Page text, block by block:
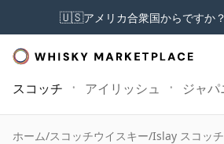
🇺🇸アメリカ合衆国からですか？
スコッチ アイリッシュ ジャ
ホーム/スコッチウイスキー/Islay スコッ